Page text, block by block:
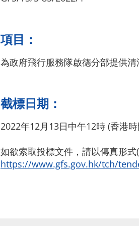
項目：
為政府飛行服務隊啟德分部提供清
截標日期：
2022年12月13日中午12時 (香港
如欲索取投標文件，請以傳真形
https://www.gfs.gov.hk/tch/